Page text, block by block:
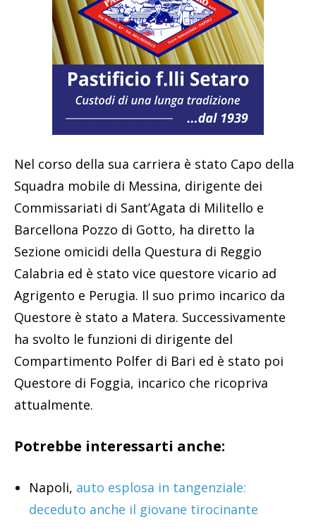
Nel corso della sua carriera è stato Capo della
Squadra mobile di Messina, dirigente dei
Commissariati di Sant’Agata di Militello e
Barcellona Pozzo di Gotto, ha diretto la
Sezione omicidi della Questura di Reggio
Calabria ed è stato vice questore vicario ad
Agrigento e Perugia. Il suo primo incarico da
Questore è stato a Matera. Successivamente
ha svolto le funzioni di dirigente del
Compartimento Polfer di Bari ed è stato poi
Questore di Foggia, incarico che ricopriva
attualmente.
Potrebbe interessarti anche:
Napoli, auto esplosa in tangenziale:
deceduto anche il giovane tirocinante